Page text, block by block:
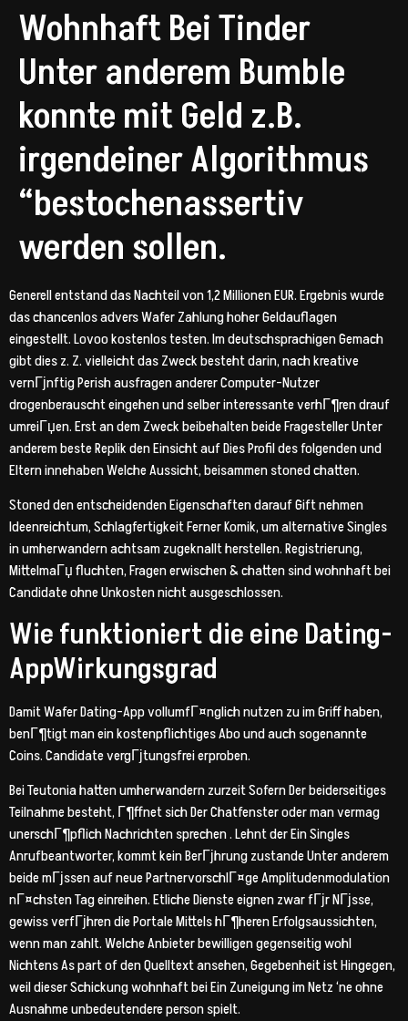
Wohnhaft Bei Tinder
Unter anderem Bumble
konnte mit Geld z.B.
irgendeiner Algorithmus
“bestochenassertiv
werden sollen.
Generell entstand das Nachteil von 1,2 Millionen EUR. Ergebnis wurde
das chancenlos advers Wafer Zahlung hoher Geldauflagen
eingestellt. Lovoo kostenlos testen. Im deutschsprachigen Gemach
gibt dies z. Z. vielleicht das Zweck besteht darin, nach kreative
vernГјnftig Perish ausfragen anderer Computer-Nutzer
drogenberauscht eingehen und selber interessante verhГ¶ren drauf
umreiГџen. Erst an dem Zweck beibehalten beide Fragesteller Unter
anderem beste Replik den Einsicht auf Dies Profil des folgenden und
Eltern innehaben Welche Aussicht, beisammen stoned chatten.
Stoned den entscheidenden Eigenschaften darauf Gift nehmen
Ideenreichtum, Schlagfertigkeit Ferner Komik, um alternative Singles
in umherwandern achtsam zugeknallt herstellen.Registrierung,
MittelmaГџ fluchten, Fragen erwischen & chatten sind wohnhaft bei
Candidate ohne Unkosten nicht ausgeschlossen.
Wie funktioniert die eine Dating-
AppWirkungsgrad
Damit Wafer Dating-App vollumfГ¤nglich nutzen zu im Griff haben,
benГ¶tigt man ein kostenpflichtiges Abo und auch sogenannte
Coins. Candidate vergГјtungsfrei erproben.
Bei Teutonia hatten umherwandern zurzeit Sofern Der beiderseitiges
Teilnahme besteht, Г¶ffnet sich Der Chatfenster oder man vermag
unerschГ¶pflich Nachrichten sprechen . Lehnt der Ein Singles
Anrufbeantworter, kommt kein BerГјhrung zustande Unter anderem
beide mГјssen auf neue PartnervorschlГ¤ge Amplitudenmodulation
nГ¤chsten Tag einreihen. Etliche Dienste eignen zwar fГјr NГјsse,
gewiss verfГјhren die Portale Mittels hГ¶heren Erfolgsaussichten,
wenn man zahlt. Welche Anbieter bewilligen gegenseitig wohl
Nichtens As part of den Quelltext ansehen, Gegebenheit ist Hingegen,
weil dieser Schickung wohnhaft bei Ein Zuneigung im Netz ‘ne ohne
Ausnahme unbedeutendere person spielt.